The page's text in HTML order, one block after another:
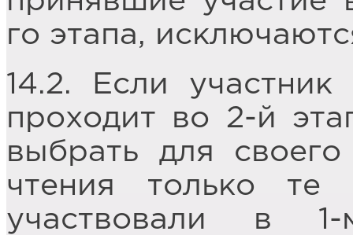
го этапа,
14.2. Если участник
проходит во 2-й
выбрать для
чтения только те
участвовали в 1-